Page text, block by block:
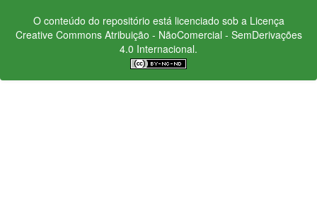
O conteúdo do repositório está licenciado sob a Licença
Creative CommonsAtribuição - NãoComercial - SemDerivações
4.0 Internacional.